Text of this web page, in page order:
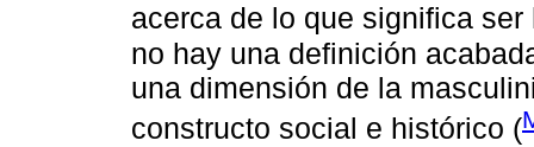
acerca de lo que significa ser
no hay una definición
una dimensión de la
constructo social e histórico (